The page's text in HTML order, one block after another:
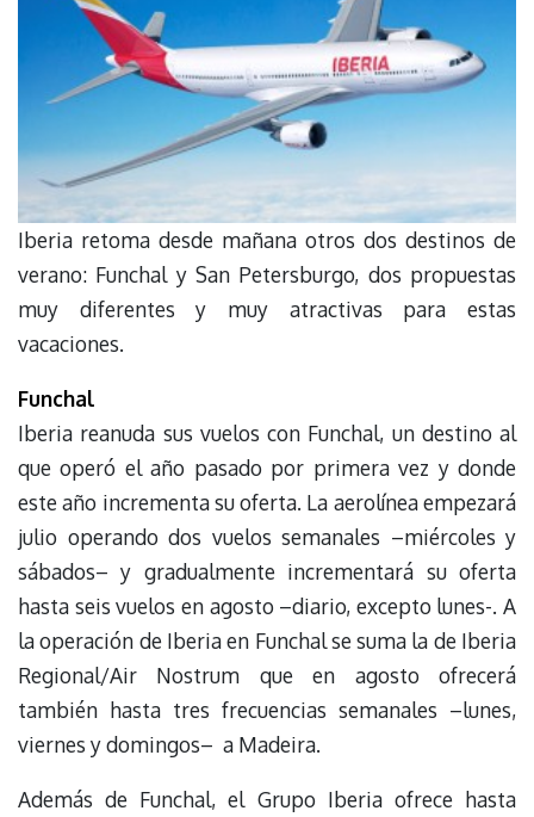
Iberia retoma desde mañana otros dos destinos de
verano: Funchal y San Petersburgo, dos propuestas
muy diferentes y muy atractivas para estas
vacaciones.
Funchal
Iberia reanuda sus vuelos con Funchal, un destino al
que operó el año pasado por primera vez y donde
este año incrementa su oferta. La aerolínea empezará
julio operando dos vuelos semanales –miércoles y
sábados– y gradualmente incrementará su oferta
hasta seis vuelos en agosto –diario, excepto lunes-. A
la operación de Iberia en Funchal se suma la de Iberia
Regional/Air Nostrum que en agosto ofrecerá
también hasta tres frecuencias semanales –lunes,
viernes y domingos– a Madeira.
Además de Funchal, el Grupo Iberia ofrece hasta